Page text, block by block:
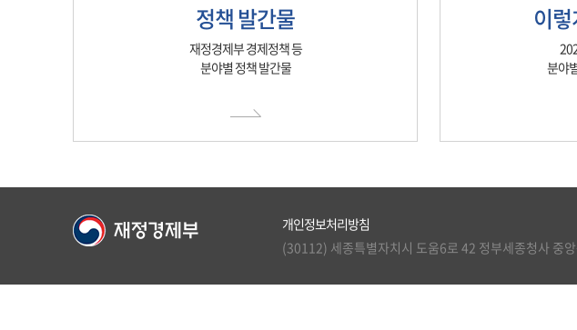
정책 발간물
재정경제부 경제정책 등
분야별 정책 발간물
이
분야
개인정보처리방침
(30112) 세종특별자치시 도움6로 42 정부세종청사